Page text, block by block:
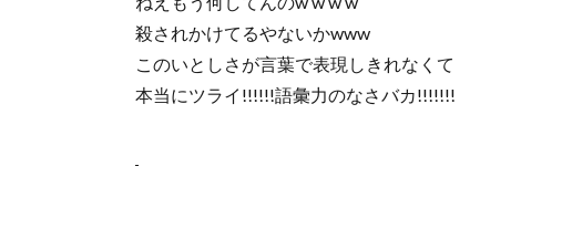
殺されかけてるやないかwww
このいとしさが言葉で表現しきれなくて
本当にツライ!!!!!!語彙力のなさバカ!!!!!!!